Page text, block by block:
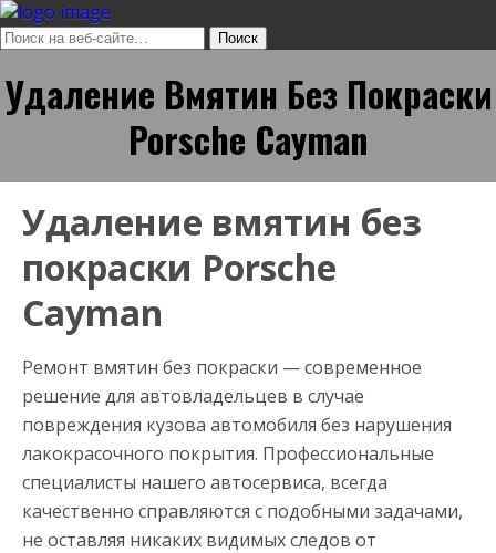
Удаление Вмятин Без Покраски
Porsche Cayman
Удаление вмятин без
покраски Porsche
Cayman
Ремонт вмятин без покраски — современное
решение для автовладельцев в случае
повреждения кузова автомобиля без нарушения
лакокрасочного покрытия. Профессиональные
специалисты нашего автосервиса, всегда
качественно справляются с подобными задачами,
не оставляя никаких видимых следов от